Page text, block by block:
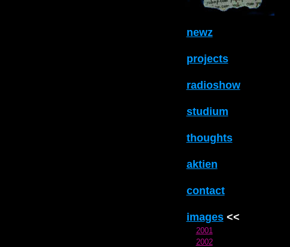
newz
projects
radioshow
studium
thoughts
aktien
contact
images<<
2001
2002